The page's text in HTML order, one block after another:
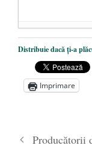
Zelensky
Statul
poetului
Distribuie dacă ți-a
Imprimare
Producătorii